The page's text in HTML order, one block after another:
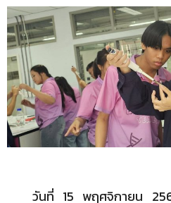
วันที่ 15 พฤศจิกายน